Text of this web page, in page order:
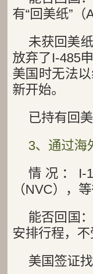
有“回美纸”（
未获回美
放弃了I-485
美国时无法
新开始。
已持有回
3、通过海
情况：I-
（NVC），
能否回国
安排行程，不
美国签证